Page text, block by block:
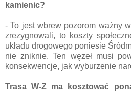
kamienic?
- To jest wbrew pozorom ważny
zrezygnowali, to koszty
układu drogowego poniesie
nie zniknie. Ten węzeł musi
konsekwencje, jak wyburzenie
Trasa W-Z ma kosztować